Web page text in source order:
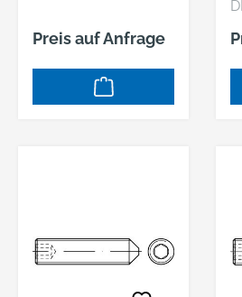
Preis auf Anfrage